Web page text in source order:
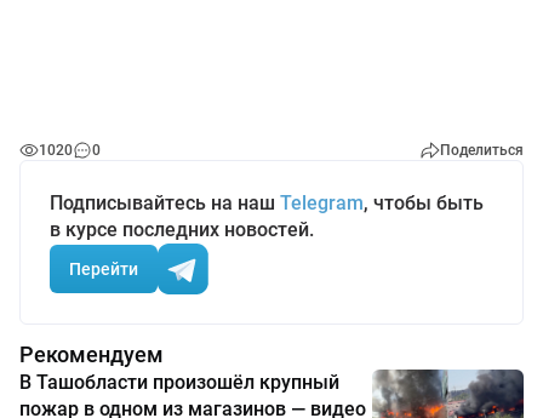
1020 0 Поделиться
Подписывайтесь на наш Telegram, чтобы быть
в курсе последних новостей.
Перейти
Рекомендуем
В Ташобласти произошёл крупный
пожар в одном из магазинов — видео